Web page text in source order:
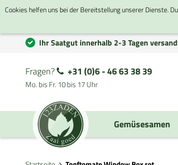
Cookies helfen uns bei der Bereitstellung unserer Dienste.
Ihr Saatgut innerhalb 2-3 Tagen
Fragen? +31 (0)6 - 46 63 38 39
Mo. bis Fr. 10 bis 17 Uhr
Gemüsesamen